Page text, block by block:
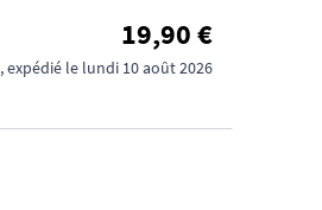
19,90 €
, expédié le lundi 10 août 2026